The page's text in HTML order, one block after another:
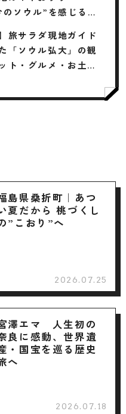
のソウル”を感じる最
旅サラダ現地ガイド
「ソウル弘大」の観
ト・グルメ・お土産
ェ巡り…楽しみ方は
島県桑折町｜あつ
夏だから 桃づくし
”こおり”へ
2026.07.25
澤エマ 人生初の
良に感動、世界遺
・国宝を巡る歴史
へ
2026.07.18